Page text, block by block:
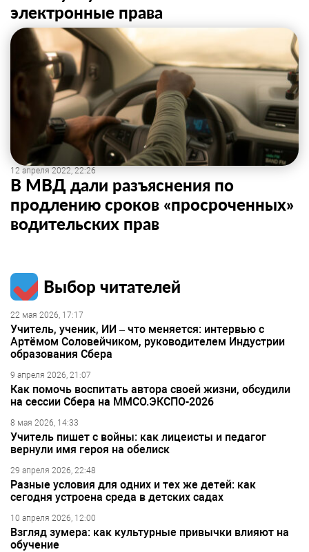
электронные права
12 апреля 2022, 22:26
В МВД дали разъяснения по
продлению сроков «просроченных»
водительских прав
Выбор читателей
22 мая 2026, 17:17
Учитель, ученик, ИИ – что меняется: интервью с
Артёмом Соловейчиком, руководителем Индустрии
образования Сбера
9 апреля 2026, 21:07
Как помочь воспитать автора своей жизни, обсудили
на сессии Сбера на ММСО.ЭКСПО-2026
8 мая 2026, 14:33
Учитель пишет с войны: как лицеисты и педагог
вернули имя героя на обелиск
29 апреля 2026, 22:48
Разные условия для одних и тех же детей: как
сегодня устроена среда в детских садах
10 апреля 2026, 12:00
Взгляд зумера: как культурные привычки влияют на
обучение